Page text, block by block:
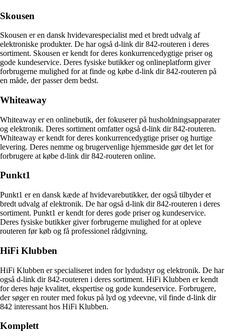
Skousen
Skousen er en dansk hvidevarespecialist med et bredt udvalg af
elektroniske produkter. De har også d-link dir 842-routeren i deres
sortiment. Skousen er kendt for deres konkurrencedygtige priser og
gode kundeservice. Deres fysiske butikker og onlineplatform giver
forbrugerne mulighed for at finde og købe d-link dir 842-routeren på
en måde, der passer dem bedst.
Whiteaway
Whiteaway er en onlinebutik, der fokuserer på husholdningsapparater
og elektronik. Deres sortiment omfatter også d-link dir 842-routeren.
Whiteaway er kendt for deres konkurrencedygtige priser og hurtige
levering. Deres nemme og brugervenlige hjemmeside gør det let for
forbrugere at købe d-link dir 842-routeren online.
Punkt1
Punkt1 er en dansk kæde af hvidevarebutikker, der også tilbyder et
bredt udvalg af elektronik. De har også d-link dir 842-routeren i deres
sortiment. Punkt1 er kendt for deres gode priser og kundeservice.
Deres fysiske butikker giver forbrugerne mulighed for at opleve
routeren før køb og få professionel rådgivning.
HiFi Klubben
HiFi Klubben er specialiseret inden for lydudstyr og elektronik. De har
også d-link dir 842-routeren i deres sortiment. HiFi Klubben er kendt
for deres høje kvalitet, ekspertise og gode kundeservice. Forbrugere,
der søger en router med fokus på lyd og ydeevne, vil finde d-link dir
842 interessant hos HiFi Klubben.
Komplett